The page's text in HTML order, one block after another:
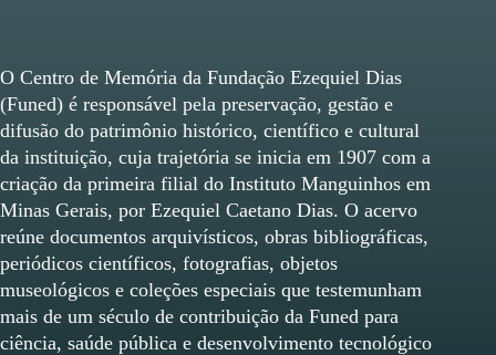
O Centro de Memória da Fundação Ezequiel Dias
(Funed) é responsável pela preservação, gestão e
difusão do patrimônio histórico, científico e cultural
da instituição, cuja trajetória se inicia em 1907 com a
criação da primeira filial do Instituto Manguinhos em
Minas Gerais, por Ezequiel Caetano Dias. O acervo
reúne documentos arquivísticos, obras bibliográficas,
periódicos científicos, fotografias, objetos
museológicos e coleções especiais que testemunham
mais de um século de contribuição da Funed para
ciência, saúde pública e desenvolvimento tecnológico